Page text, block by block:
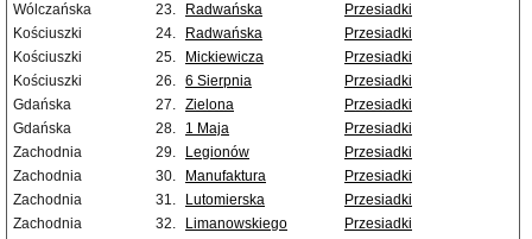
Wólczańska
23. Radwańska
Przesiadki
Kościuszki
24. Radwańska
Przesiadki
Kościuszki
25. Mickiewicza
Przesiadki
Kościuszki
26. 6 Sierpnia
Przesiadki
Gdańska
27. Zielona
Przesiadki
Gdańska
28. 1 Maja
Przesiadki
Zachodnia
29. Legionów
Przesiadki
Zachodnia
30. Manufaktura
Przesiadki
Zachodnia
31. Lutomierska
Przesiadki
Zachodnia
32. Limanowskiego Przesiadki